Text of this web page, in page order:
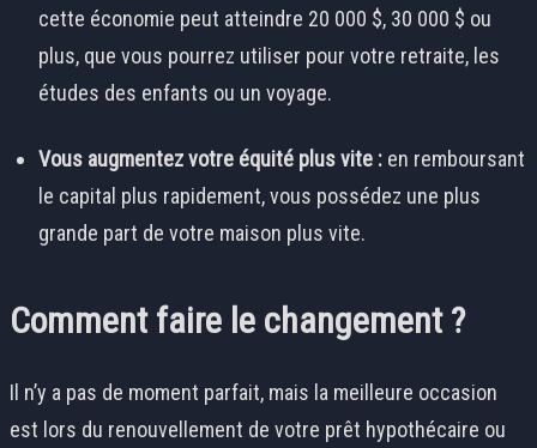
cette économie peut atteindre 20 000 $, 30 000 $ ou
plus, que vous pourrez utiliser pour votre retraite, les
études des enfants ou un voyage.
Vous augmentez votre équité plus vite : en remboursant
le capital plus rapidement, vous possédez une plus
grande part de votre maison plus vite.
Comment faire le changement ?
Il n’y a pas de moment parfait, mais la meilleure occasion
est lors du renouvellement de votre prêt hypothécaire ou